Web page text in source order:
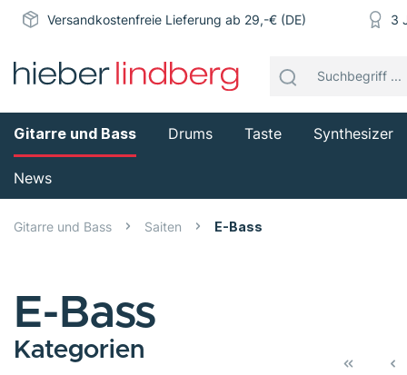
Versandkostenfreie Lieferung ab 29,-€ (DE) 3
Gitarre und Bass Drums Taste Synthesizer
News
Gitarre und Bass Saiten E-Bass
E-Bass
Kategorien